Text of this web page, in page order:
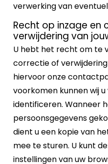
verwerking van
Recht op inzage en
verwijdering van
U hebt het recht om te
correctie of verwijdering
hiervoor onze
voorkomen kunnen wij
identificeren. Wanneer
persoonsgegevens
dient u een kopie van
mee te sturen. U kunt
instellingen van uw